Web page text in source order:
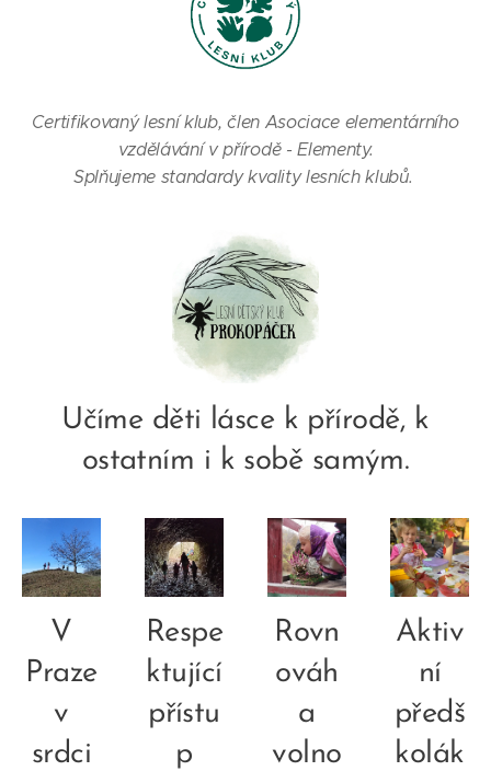
Certifikovaný lesní klub, člen Asociace elementárního
vzdělávání v přírodě - Elementy.
Splňujeme standardy kvality lesních klubů.
Učíme děti lásce k přírodě, k
ostatním i k sobě samým.
V
Praze
v
srdci
Respe
ktující
přístu
p
Rovn
ováh
a
volno
Aktiv
ní
předš
kolák